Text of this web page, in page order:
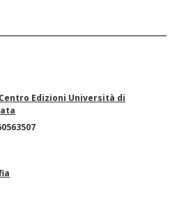
Edizioni Università di